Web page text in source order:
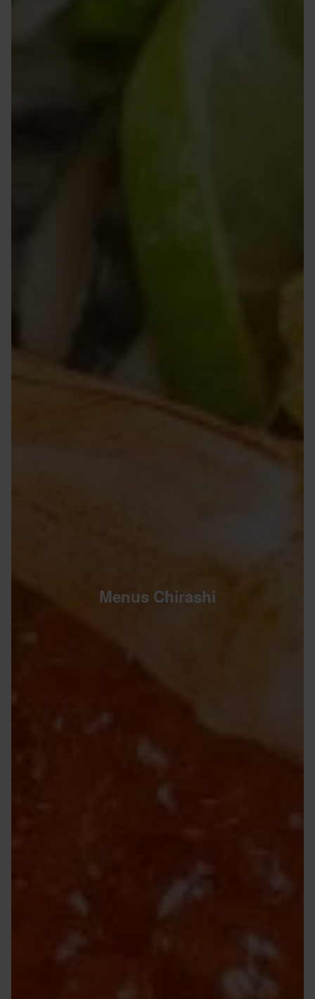
Menus Chirashi